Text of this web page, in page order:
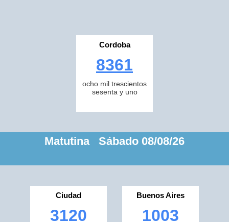
Cordoba
8361
ocho mil trescientos
sesenta y uno
Matutina Sábado 08/08/26
Ciudad
3120
Buenos Aires
1003